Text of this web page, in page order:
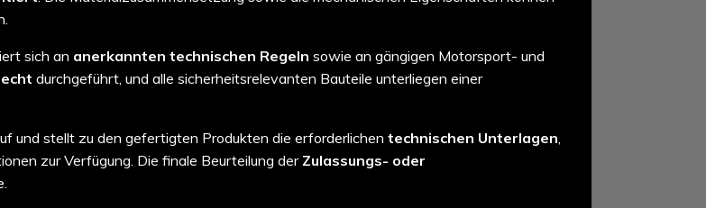
sich an anerkannten technischen Regeln sowie an gängigen Motorsport- und
durchgeführt, und alle sicherheitsrelevanten Bauteile unterliegen einer
und stellt zu den gefertigten Produkten die erforderlichen technischen Unterlagen,
zur Verfügung. Die finale Beurteilung der Zulassungs- oder